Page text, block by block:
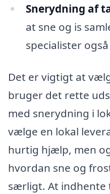
Snerydning af
at sne og is
specialister
Det er vigtigt at
bruger det rette
med snerydning i
vælge en lokal
hurtig hjælp, men
hvordan sne og
særligt. At indhente